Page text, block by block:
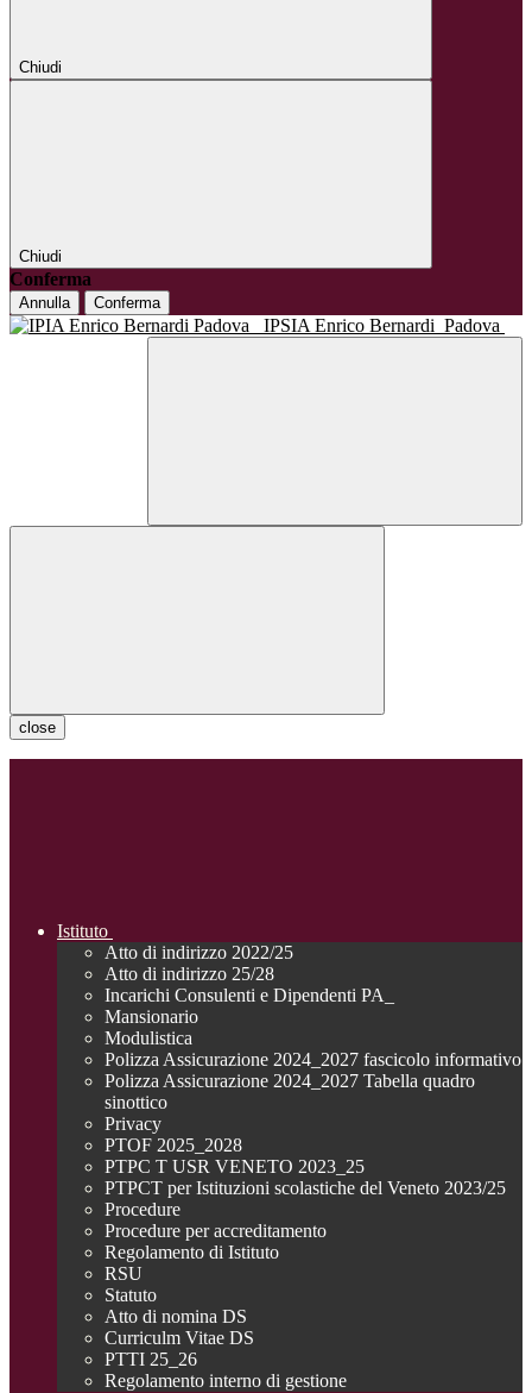
Chiudi
Chiudi
Conferma
Annulla Conferma
IPSIA Enrico Bernardi Padova
close
Istituto
Atto di indirizzo 2022/25
Atto di indirizzo 25/28
Incarichi Consulenti e Dipendenti PA_
Mansionario
Modulistica
Polizza Assicurazione 2024_2027 fascicolo informativo
Polizza Assicurazione 2024_2027 Tabella quadro
sinottico
Privacy
PTOF 2025_2028
PTPC T USR VENETO 2023_25
PTPCT per Istituzioni scolastiche del Veneto 2023/25
Procedure
Procedure per accreditamento
Regolamento di Istituto
RSU
Statuto
Atto di nomina DS
Curriculm Vitae DS
PTTI 25_26
Regolamento interno di gestione